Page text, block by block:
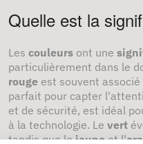
Quelle est la
Les couleurs ont une
particulièrement dans le
rouge est souvent
parfait pour capter
et de sécurité, est idéal
à la technologie. Le vert
tandis que lejauneet l'